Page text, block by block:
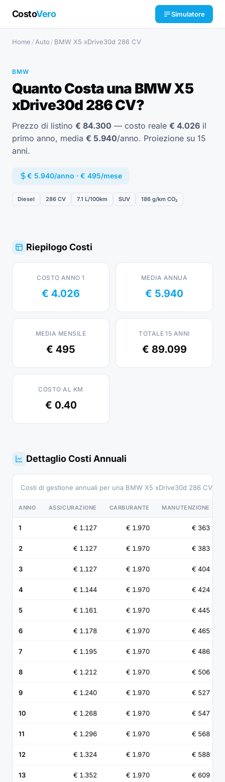
CostoVero Simulatore
Home / Auto / BMW X5 xDrive30d 286 CV
BMW
Quanto Costa una BMW X5
xDrive30d 286 CV?
Prezzo di listino € 84.300 — costo reale € 4.026 il
primo anno, media € 5.940/anno. Proiezione su 15
anni.
€ 5.940/anno · € 495/mese
Diesel 286 CV 7.1 L/100km SUV 186 g/km CO₂
Riepilogo Costi
COSTO ANNO 1
€ 4.026
MEDIA ANNUA
€ 5.940
MEDIA MENSILE
€ 495
TOTALE 15 ANNI
€ 89.099
COSTO AL KM
€ 0.40
Dettaglio Costi Annuali
Costi di gestione annuali per una BMW X5 xDrive30d 286 CV
ANNO ASSICURAZIONE CARBURANTE MANUTENZIONE
1 € 1.127 € 1.970 € 363
2 € 1.127 € 1.970 € 383
3 € 1.127 € 1.970 € 404
4 € 1.144 € 1.970 € 424
5 € 1.161 € 1.970 € 445
6 € 1.178 € 1.970 € 465
7 € 1.195 € 1.970 € 486
8 € 1.212 € 1.970 € 506
9 € 1.240 € 1.970 € 527
10 € 1.268 € 1.970 € 547
11 € 1.296 € 1.970 € 568
12 € 1.324 € 1.970 € 588
13 € 1.352 € 1.970 € 609